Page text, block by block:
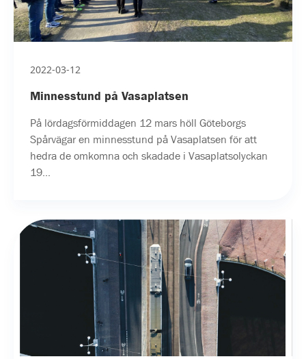
2022-03-12
Minnesstund på Vasaplatsen
På lördagsförmiddagen 12 mars höll Göteborgs
Spårvägar en minnesstund på Vasaplatsen för att
hedra de omkomna och skadade i Vasaplatsolyckan
19...